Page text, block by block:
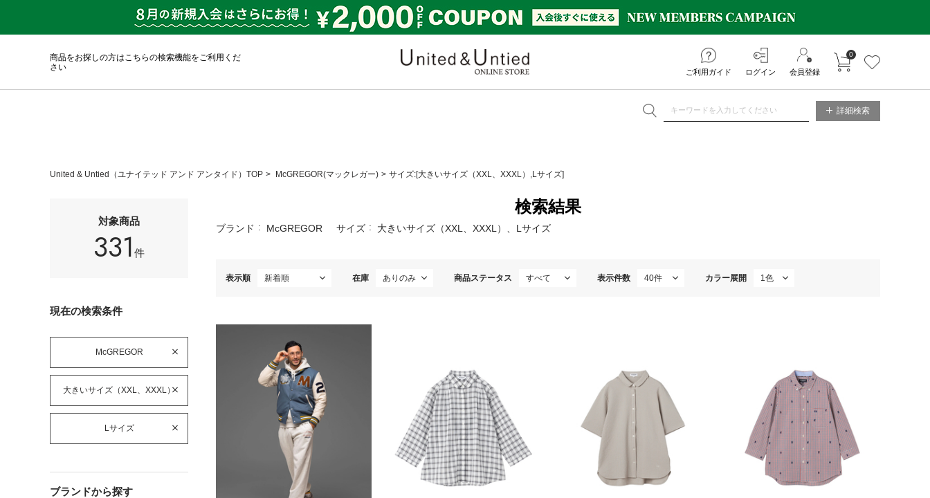
商品をお探しの方はこちらの検索機能をご利用くだ
さい
ご利用ガイド ログイン 会員登録
カートに入れる
0
詳細検索
United & Untied（ユナイテッド アンド アンタイド）TOP McGREGOR(マックレガー) サイズ:[大きいサイズ（XXL、XXXL）,Lサイズ]
対象商品
331 件
現在の検索条件
McGREGOR
大きいサイズ（XXL、XXXL）
Lサイズ
ブランドから探す
検索結果
ブランド McGREGOR サイズ 大きいサイズ（XXL、XXXL）、Lサイズ
表示順 在庫 商品ステータス 表示件数 カラー展開